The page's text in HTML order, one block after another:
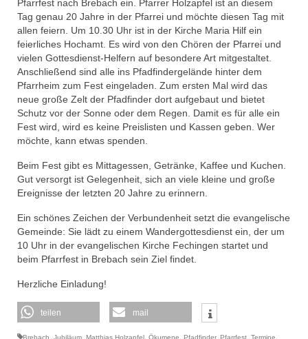
Pfarrfest nach Brebach ein. Pfarrer Holzapfel ist an diesem
Tag genau 20 Jahre in der Pfarrei und möchte diesen Tag mit
allen feiern. Um 10.30 Uhr ist in der Kirche Maria Hilf ein
feierliches Hochamt. Es wird von den Chören der Pfarrei und
vielen Gottesdienst-Helfern auf besondere Art mitgestaltet.
Anschließend sind alle ins Pfadfindergelände hinter dem
Pfarrheim zum Fest eingeladen. Zum ersten Mal wird das
neue große Zelt der Pfadfinder dort aufgebaut und bietet
Schutz vor der Sonne oder dem Regen. Damit es für alle ein
Fest wird, wird es keine Preislisten und Kassen geben. Wer
möchte, kann etwas spenden.
Beim Fest gibt es Mittagessen, Getränke, Kaffee und Kuchen.
Gut versorgt ist Gelegenheit, sich an viele kleine und große
Ereignisse der letzten 20 Jahre zu erinnern.
Ein schönes Zeichen der Verbundenheit setzt die evangelische
Gemeinde: Sie lädt zu einem Wandergottesdienst ein, der um
10 Uhr in der evangelischen Kirche Fechingen startet und
beim Pfarrfest in Brebach sein Ziel findet.
Herzliche Einladung!
teilen mail
Brebach Jubiläum Matthias Holzapfel Ökumene Pfadfinder, Pfarrfest Termine